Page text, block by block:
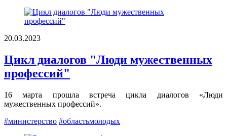
20.03.2023
Цикл диалогов "Люди мужественных
профессий"
16 марта прошла встреча цикла диалогов «Люди
мужественных профессий».
#министерство #областьмолодых